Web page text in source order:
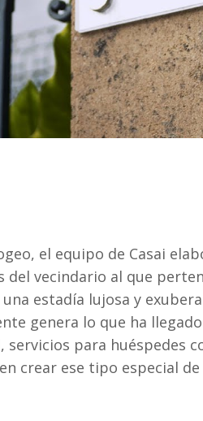
el equipo de Casai
vecindario al que
estadía lujosa y
genera lo que ha
para huéspedes
crear ese tipo especial